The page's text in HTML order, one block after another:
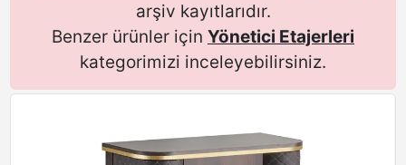
arşiv kayıtlarıdır.
Benzer ürünler için Yönetici Etajerleri
kategorimizi inceleyebilirsiniz.